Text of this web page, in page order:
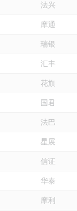
法兴
摩通
瑞银
汇丰
花旗
国君
法巴
星展
信证
华泰
摩利